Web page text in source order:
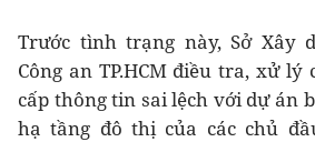
Trước tình trạng này, Sở Xây
Công an TP.HCM điều tra, xử lý
cấp thông tin sai lệch với dự án
hạ tầng đô thị của các chủ